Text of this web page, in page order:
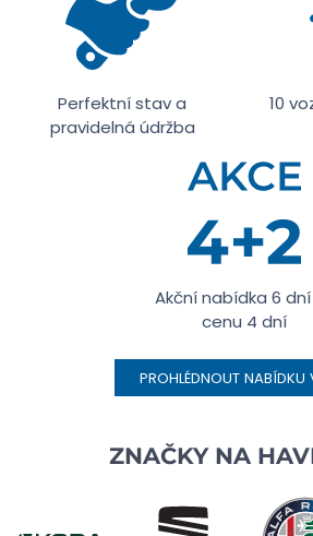
Perfektní stav a
pravidelná údržba
10
Akční nabídka 6
cenu 4 dní
PROHLÉDNOUT NABÍDKU
ZNAČKY NA